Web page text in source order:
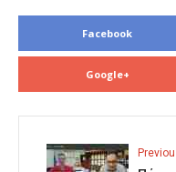
Facebook
Google+